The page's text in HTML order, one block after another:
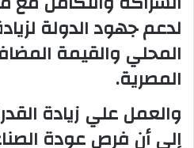
لدعم جهود الدولة
المحلي والقيمة
المصرية.
والعمل علي زيادة
إلى أن فرص عودة